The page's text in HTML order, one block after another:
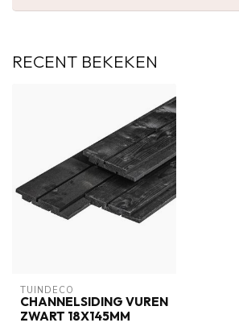
RECENT BEKEKEN
TUINDECO
CHANNELSIDING VUREN
ZWART 18X145MM